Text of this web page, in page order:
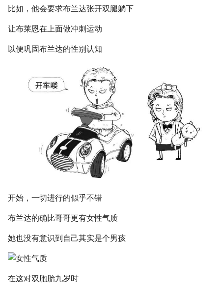
比如，他会要求布兰达张开双腿躺下
让布莱恩在上面做冲刺运动
以便巩固布兰达的性别认知
开始，一切进行的似乎不错
布兰达的确比哥哥更有女性气质
她也没有意识到自己其实是个男孩
在这对双胞胎九岁时